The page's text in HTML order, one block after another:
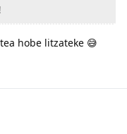
hobe litzateke 😅